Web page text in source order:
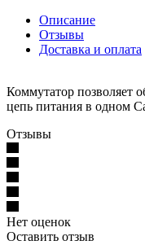
Описание
Отзывы
Доставка и оплата
Коммутатор позволяет
цепь питания в одном
Отзывы
Нет оценок
Оставить отзыв